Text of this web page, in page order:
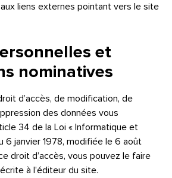
liens externes pointant vers le site
et
nominatives
d’accès, de modification, de
des données vous
34 de la Loi « Informatique et
6 janvier 1978, modifiée le 6 août
droit d’accès, vous pouvez le faire
à l’éditeur du site.